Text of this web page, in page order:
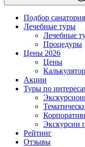
Подбор санатория
Лечебные туры
Лечебные
Процедуры
Цены 2026
Цены
Калькулятор
Акции
Туры по
Экскурсии
Рейтинг
Отзывы